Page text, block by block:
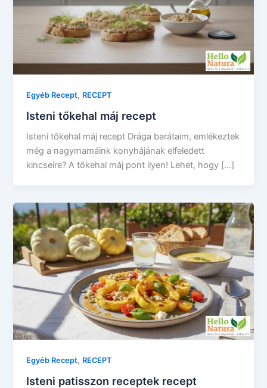
Egyéb Recept, RECEPT
Isteni tőkehal máj recept
Isteni tőkehal máj recept Drága barátaim, emlékeztek
még a nagymamáink konyhájának elfeledett
kincseire? A tőkehal máj pont ilyen! Lehet, hogy […]
Egyéb Recept, RECEPT
Isteni patisszon receptek recept